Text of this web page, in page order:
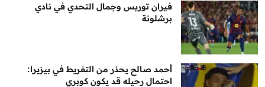
فيران توريس وجمال التحدي في نادي
برشلونة
أحمد صالح يحذر من التفريط في بيزيرا:
احتمال رحيله قد يكون كوبري